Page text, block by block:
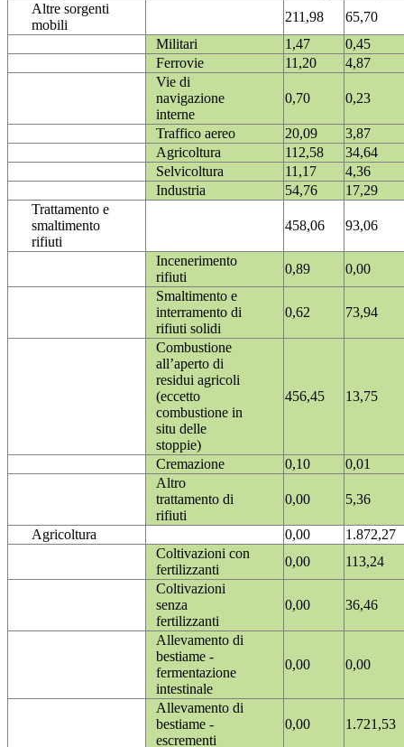
Altre sorgenti
mobili
211,98
65,70
Militari
1,47
0,45
Ferrovie
11,20
4,87
Vie di
navigazione
interne
0,70 0,23
Traffico aereo 20,09
3,87
Agricoltura
112,58
34,64
Selvicoltura
11,17
4,36
Industria
54,76
17,29
Trattamento e
smaltimento
rifiuti
458,06 93,06
Incenerimento
rifiuti
0,89
0,00
Smaltimento e
interramento di
rifiuti solidi
0,62 73,94
Combustione
all’aperto di
residui agricoli
(eccetto
combustione in
situ delle
stoppie)
456,45 13,75
Cremazione 0,10
0,01
Altro
trattamento di
rifiuti
0,00 5,36
Agricoltura 0,00
1.872,27
Coltivazioni con
fertilizzanti
0,00
113,24
Coltivazioni
senza
fertilizzanti
0,00 36,46
Allevamento di
bestiame -
fermentazione
intestinale
0,00 0,00
Allevamento di
bestiame -
escrementi
0,00 1.721,53